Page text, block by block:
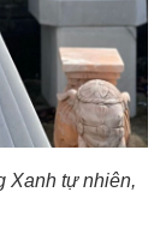
Xanh tự nhiên,